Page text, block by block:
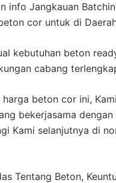
info Jangkauan
cor untuk di
kebutuhan beton
cabang
harga beton cor ini,
bekerjasama
Kami selanjutnya di
Tentang Beton,